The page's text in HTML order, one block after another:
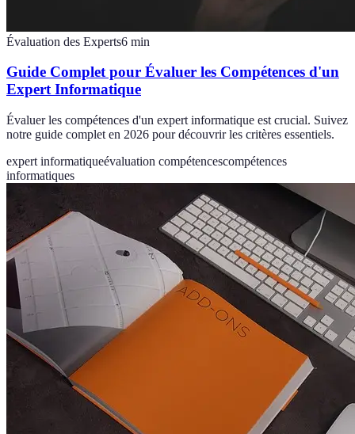
Évaluation des Experts6 min
Guide Complet pour Évaluer les Compétences d'un
Expert Informatique
Évaluer les compétences d'un expert informatique est crucial. Suivez
notre guide complet en 2026 pour découvrir les critères essentiels.
expert informatiqueévaluation compétencescompétences
informatiques